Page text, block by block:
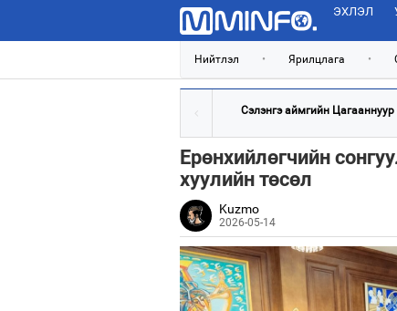
ЭХЛЭЛ
Нийтлэл • Ярилцлага •
Сэлэнгэ аймгийн Цагааннуур
Ерөнхийлөгчийн
хуулийн төсөл
Kuzmo
2026-05-14